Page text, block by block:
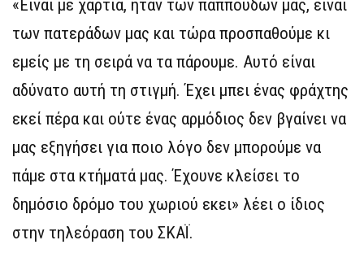
«Είναι με χαρτιά, ήταν των παππούδων μας, είναι
των πατεράδων μας και τώρα προσπαθούμε κι
εμείς με τη σειρά να τα πάρουμε. Αυτό είναι
αδύνατο αυτή τη στιγμή. Έχει μπει ένας φράχτης
εκεί πέρα και ούτε ένας αρμόδιος δεν βγαίνει να
μας εξηγήσει για ποιο λόγο δεν μπορούμε να
πάμε στα κτήματά μας. Έχουνε κλείσει το
δημόσιο δρόμο του χωριού εκει» λέει ο ίδιος
στην τηλεόραση του ΣΚΑΪ.